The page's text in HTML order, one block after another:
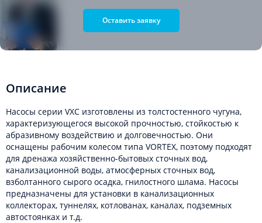
Оставить заявку
Описание
Насосы серии VXC изготовлены из толстостенного чугуна,
характеризующегося высокой прочностью, стойкостью к
абразивному воздействию и долговечностью. Они
оснащены рабочим колесом типа VORTEX, поэтому подходят
для дренажа хозяйственно-бытовых сточных вод,
канализационной воды, атмосферных сточных вод,
взболтанного сырого осадка, гнилостного шлама. Насосы
предназначены для установки в канализационных
коллекторах, туннелях, котлованах, каналах, подземных
автостоянках и т.д.